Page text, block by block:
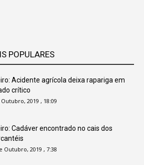
POPULARES
Acidente agrícola deixa rapariga em
crítico
2019 , 18:09
Cadáver encontrado no cais dos
Outubro, 2019 , 7:38